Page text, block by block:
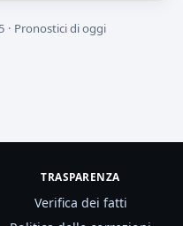
· Pronostici di oggi
TRASPARENZA
Verifica dei fatti